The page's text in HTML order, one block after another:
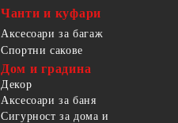
Чанти и куфари
Аксесоари за багаж
Спортни сакове
Дом и градина
Декор
Аксесоари за баня
Сигурност за дома и